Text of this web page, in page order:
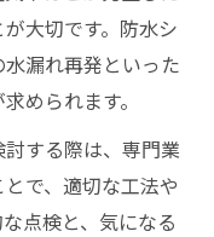
大切です。防水シ
漏れ再発といった
められます。
する際は、専門業
で、適切な工法や
点検と、気になる